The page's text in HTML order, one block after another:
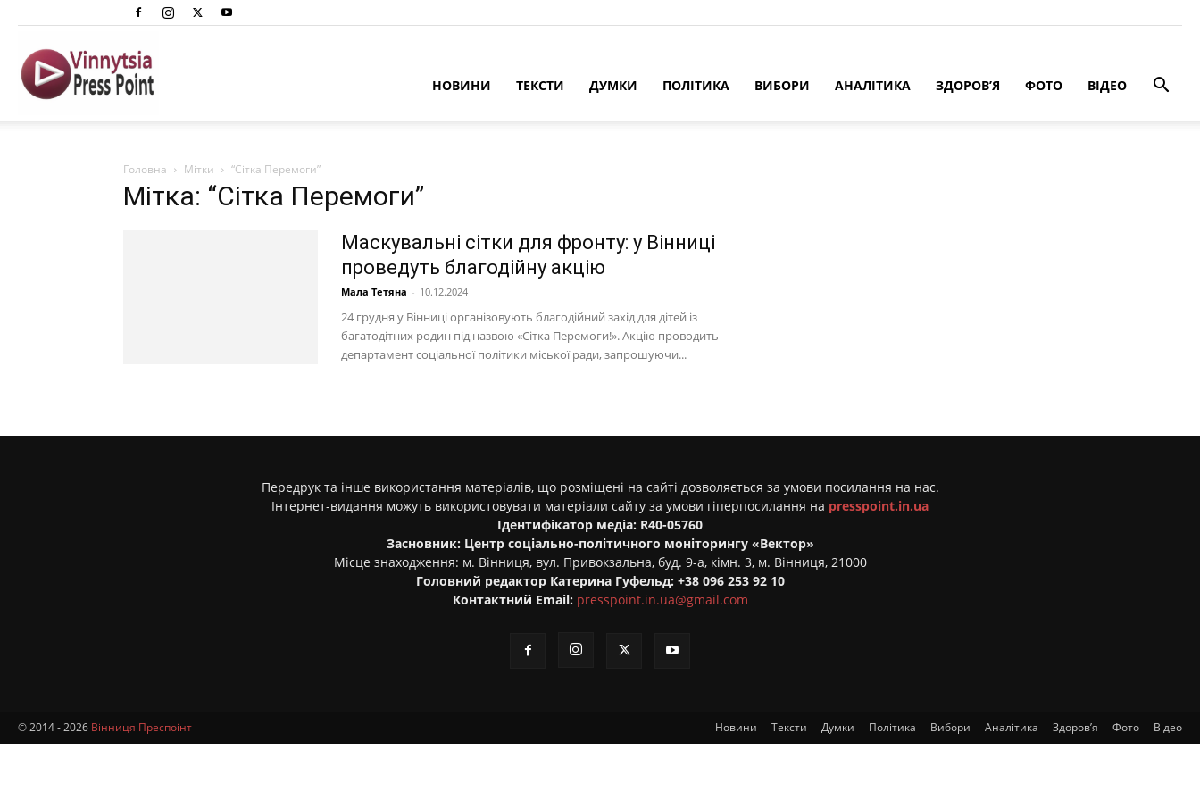
Преспоінт
НОВИНИ ТЕКСТИ ДУМКИ ПОЛІТИКА ВИБОРИ АНАЛІТИКА ЗДОРОВ’Я ФОТО ВІДЕО
Головна Мітки “Сітка Перемоги”
Мітка: “Сітка Перемоги”
Маскувальні сітки для фронту: у Вінниці
проведуть благодійну акцію
Мала Тетяна - 10.12.2024
24 грудня у Вінниці організовують благодійний захід для дітей із
багатодітних родин під назвою «Сітка Перемоги!». Акцію проводить
департамент соціальної політики міської ради, запрошуючи...
Передрук та інше використання матеріалів, що розміщені на сайті дозволяється за умови посилання на нас.
Інтернет-видання можуть використовувати матеріали сайту за умови гіперпосилання на presspoint.in.ua
Ідентифікатор медіа: R40-05760
Засновник: Центр соціально-політичного моніторингу «Вектор»
Місце знаходження: м. Вінниця, вул. Привокзальна, буд. 9-а, кімн. 3, м. Вінниця, 21000
Головний редактор Катерина Гуфельд: +38 096 253 92 10
Контактний Email: presspoint.in.ua@gmail.com
Новини Тексти Думки Політика Вибори Аналітика Здоров’я Фото Відео
© 2014 - 2026 Вінниця Преспоінт